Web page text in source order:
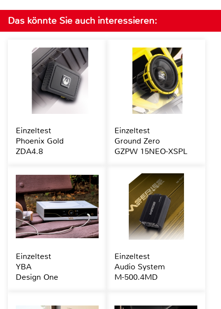
Das könnte Sie auch interessieren:
Einzeltest
Phoenix Gold
ZDA4.8
Einzeltest
Ground Zero
GZPW 15NEO-XSPL
Einzeltest
YBA
Design One
Einzeltest
Audio System
M-500.4MD